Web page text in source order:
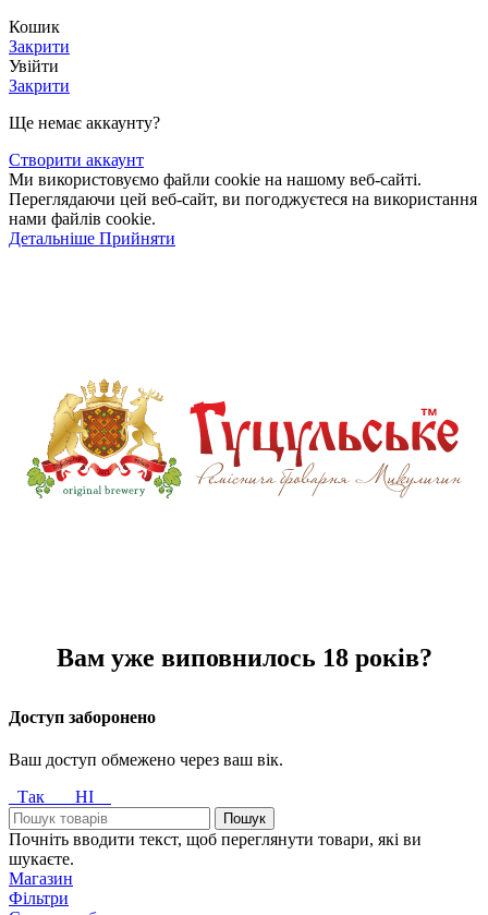
Кошик
Закрити
Увійти
Закрити
Ще немає аккаунту?
Створити аккаунт
Ми використовуємо файли cookie на нашому веб-сайті.
Переглядаючи цей веб-сайт, ви погоджуєтеся на використання
нами файлів cookie.
Детальніше Детальніше
Прийняти
Вам уже виповнилось 18 років?
Доступ заборонено
Ваш доступ обмежено через ваш вік.
Так
НІ
Пошук
Почніть вводити текст, щоб переглянути товари, які ви
шукаєте.
Магазин
Фільтри